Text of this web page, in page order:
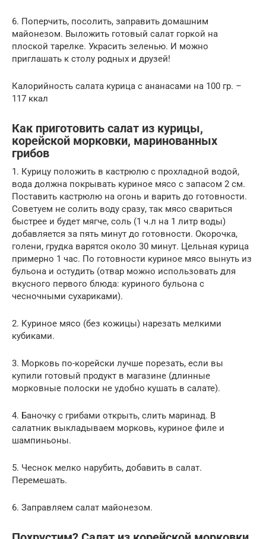
6. Поперчить, посолить, заправить домашним
майонезом. Выложить готовый салат горкой на
плоской тарелке. Украсить зеленью. И можно
приглашать к столу родных и друзей!
Калорийность салата курица с ананасами на 100 гр. –
117 ккал
Как приготовить салат из курицы,
корейской морковки, маринованных
грибов
1. Курицу положить в кастрюлю с прохладной водой,
вода должна покрывать куриное мясо с запасом 2 см.
Поставить кастрюлю на огонь и варить до готовности.
Советуем не солить воду сразу, так мясо свариться
быстрее и будет мягче, соль (1 ч.л на 1 литр воды)
добавляется за пять минут до готовности. Окорочка,
голени, грудка варятся около 30 минут. Цельная курица
примерно 1 час. По готовности куриное мясо вынуть из
бульона и остудить (отвар можно использовать для
вкусного первого блюда: куриного бульона с
чесночными сухариками).
2. Куриное мясо (без кожицы) нарезать мелкими
кубиками.
3. Морковь по-корейски лучше порезать, если вы
купили готовый продукт в магазине (длинные
морковные полоски не удобно кушать в салате).
4. Баночку с грибами открыть, слить маринад. В
салатник выкладываем морковь, куриное филе и
шампиньоны.
5. Чеснок мелко нарубить, добавить в салат.
Перемешать.
6. Заправляем салат майонезом.